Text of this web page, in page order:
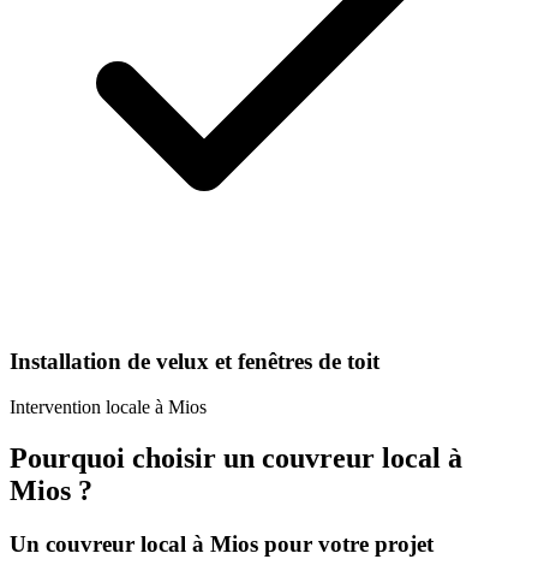
Installation de velux et fenêtres de toit
Intervention locale à Mios
Pourquoi choisir un couvreur local à
Mios ?
Un couvreur local à Mios pour votre projet